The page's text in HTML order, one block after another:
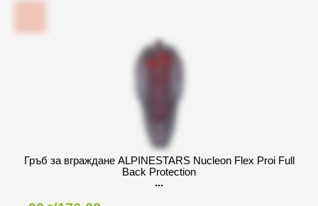
Гръб за вграждане ALPINESTARS Nucleon Flex Proi Full
Back Protection